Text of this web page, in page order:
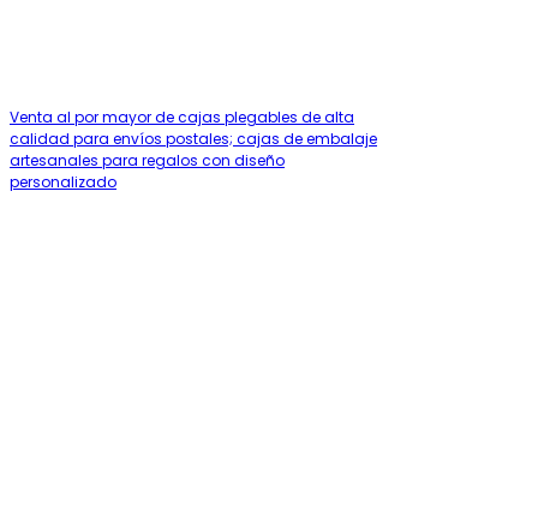
Venta al por mayor de cajas plegables de alta
calidad para envíos postales; cajas de embalaje
artesanales para regalos con diseño
personalizado